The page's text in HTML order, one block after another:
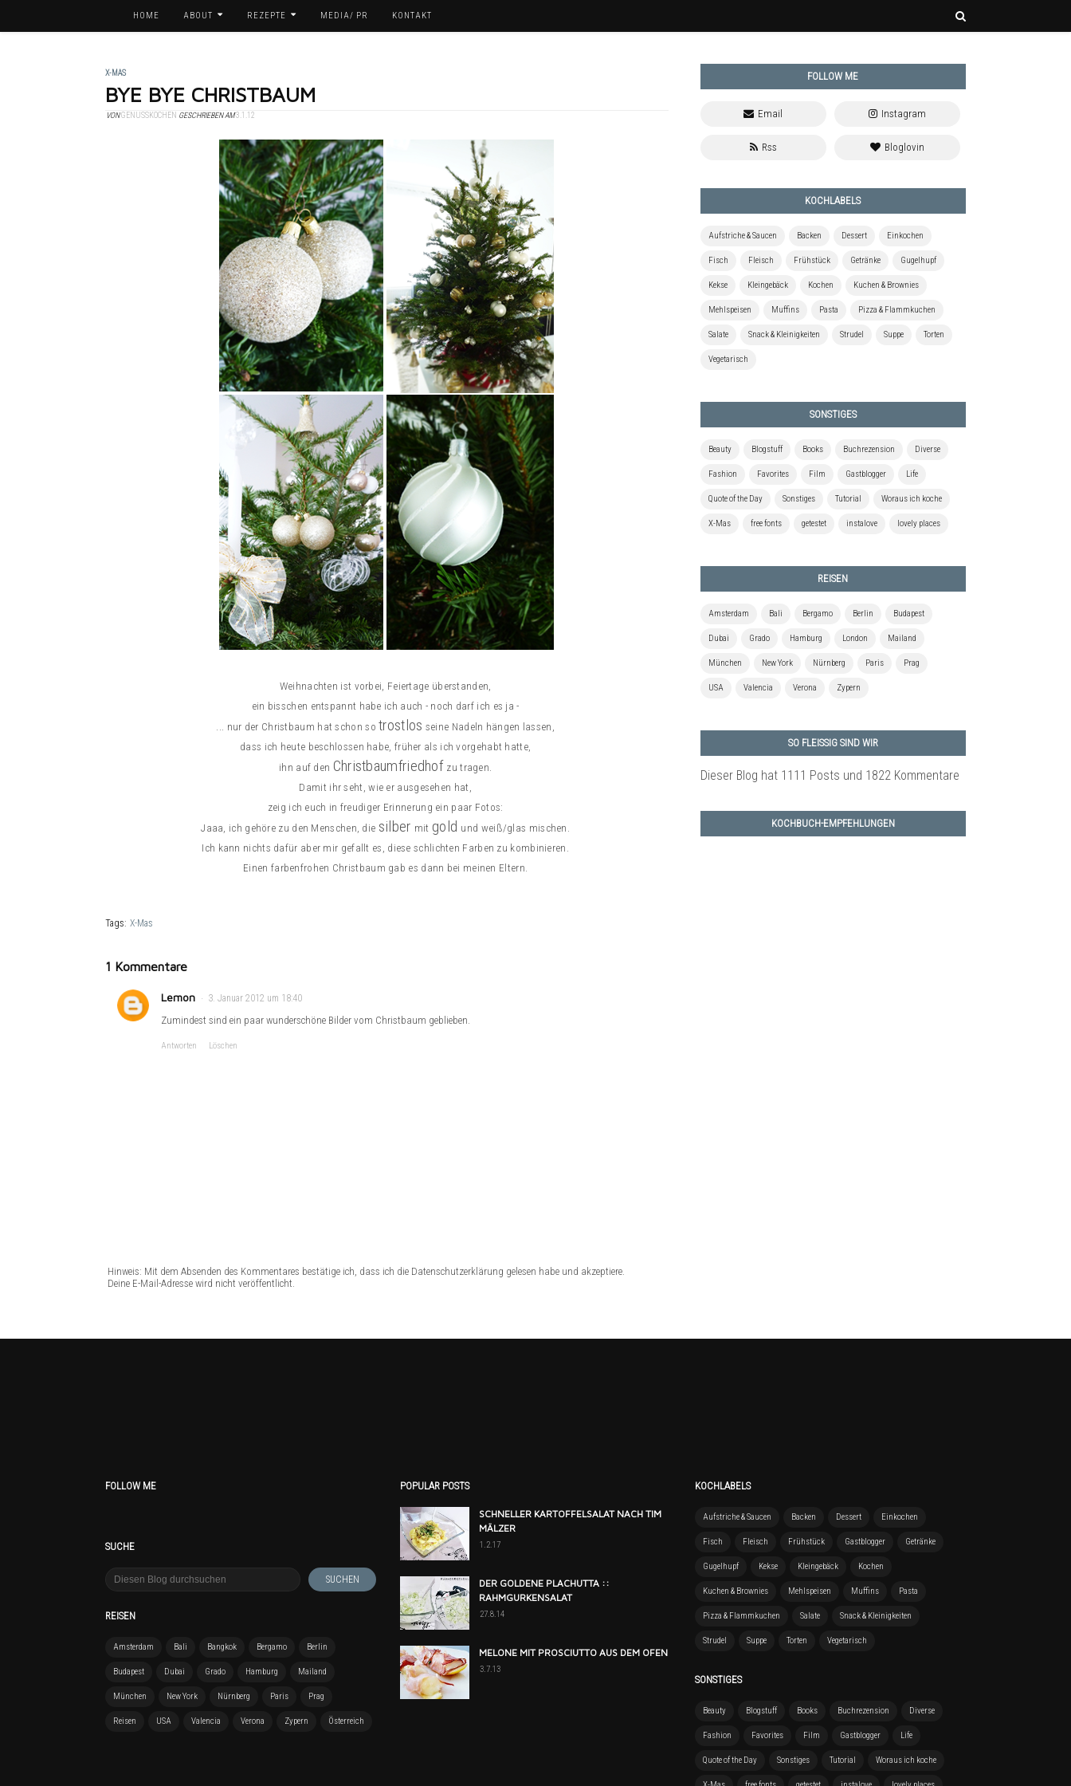
HOME ABOUT REZEPTE MEDIA/ PR KONTAKT
X-MAS
BYE BYE CHRISTBAUM
VONGENUSSKOCHEN GESCHRIEBEN AM3.1.12
Weihnachten ist vorbei, Feiertage überstanden,
ein bisschen entspannt habe ich auch - noch darf ich es ja -
... nur der Christbaum hat schon sotrostlos seine Nadeln hängen lassen,
dass ich heute beschlossen habe, früher als ich vorgehabt hatte,
ihn auf den Christbaumfriedhof zu tragen.
Damit ihr seht, wie er ausgesehen hat,
zeig ich euch in freudiger Erinnerung ein paar Fotos:
Jaaa, ich gehöre zu den Menschen, die silber mit gold und weiß/glas mischen.
Ich kann nichts dafür aber mir gefallt es, diese schlichten Farben zu kombinieren.
Einen farbenfrohen Christbaum gab es dann bei meinen Eltern.
Tags: X-Mas
1 Kommentare
Lemon 3. Januar 2012 um 18:40
Zumindest sind ein paar wunderschöne Bilder vom Christbaum geblieben.
Antworten Löschen
Hinweis: Mit dem Absenden des Kommentares bestätige ich, dass ich die Datenschutzerklärung gelesen habe und akzeptiere.
Deine E-Mail-Adresse wird nicht veröffentlicht.
FOLLOW ME
KOCHLABELS
Aufstriche & Saucen Backen Dessert Einkochen
Fisch Fleisch Frühstück Getränke Gugelhupf
Kekse Kleingebäck Kochen Kuchen & Brownies
Mehlspeisen Muffins Pasta Pizza & Flammkuchen
Salate Snack & Kleinigkeiten Strudel Suppe Torten
Vegetarisch
SONSTIGES
Beauty Blogstuff Books Buchrezension Diverse
Fashion Favorites Film Gastblogger Life
Quote of the Day Sonstiges Tutorial Woraus ich koche
X-Mas free fonts getestet instalove lovely places
REISEN
Amsterdam Bali Bergamo Berlin Budapest
Dubai Grado Hamburg London Mailand
München New York Nürnberg Paris Prag
USA Valencia Verona Zypern
SO FLEISSIG SIND WIR
Dieser Blog hat 1111 Posts und 1822 Kommentare
KOCHBUCH-EMPFEHLUNGEN
FOLLOW ME
SUCHE
REISEN
Amsterdam Bali Bangkok Bergamo Berlin
Budapest Dubai Grado Hamburg Mailand
München New York Nürnberg Paris Prag
Reisen USA Valencia Verona Zypern Österreich
POPULAR POSTS
SCHNELLER KARTOFFELSALAT NACH TIM
MÄLZER
1.2.17
DER GOLDENE PLACHUTTA ::
RAHMGURKENSALAT
27.8.14
MELONE MIT PROSCIUTTO AUS DEM OFEN
3.7.13
KOCHLABELS
Aufstriche & Saucen Backen Dessert Einkochen
Fisch Fleisch Frühstück Gastblogger Getränke
Gugelhupf Kekse Kleingebäck Kochen
Kuchen & Brownies Mehlspeisen Muffins Pasta
Pizza & Flammkuchen Salate Snack & Kleinigkeiten
Strudel Suppe Torten Vegetarisch
SONSTIGES
Beauty Blogstuff Books Buchrezension Diverse
Fashion Favorites Film Gastblogger Life
Quote of the Day Sonstiges Tutorial Woraus ich koche